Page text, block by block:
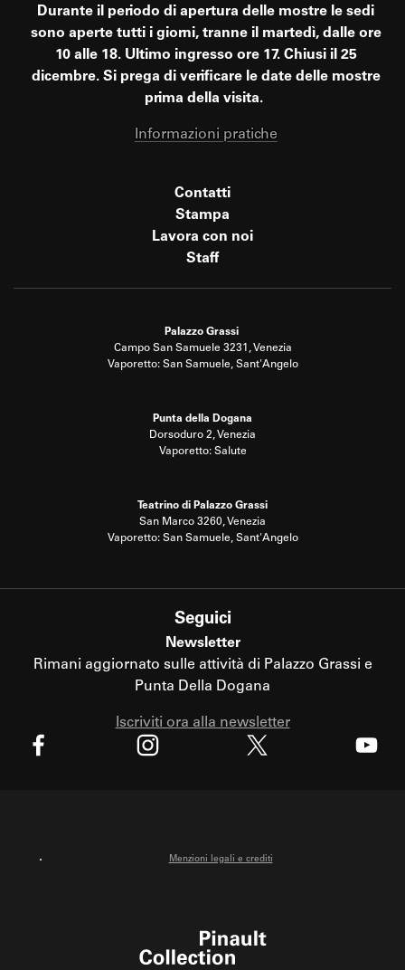
Durante il periodo di apertura delle mostre le sedi
sono aperte tutti i giorni, tranne il martedì, dalle ore
10 alle 18. Ultimo ingresso ore 17. Chiusi il 25
dicembre. Si prega di verificare le date delle mostre
prima della visita.
Informazioni pratiche
Contatti
Stampa
Lavora con noi
Staff
Palazzo Grassi
Campo San Samuele 3231, Venezia
Vaporetto: San Samuele, Sant'Angelo
Punta della Dogana
Dorsoduro 2, Venezia
Vaporetto: Salute
Teatrino di Palazzo Grassi
San Marco 3260, Venezia
Vaporetto: San Samuele, Sant'Angelo
Seguici
Newsletter
Rimani aggiornato sulle attività di Palazzo Grassi e
Punta Della Dogana
Iscriviti ora alla newsletter
Menzioni legali e crediti